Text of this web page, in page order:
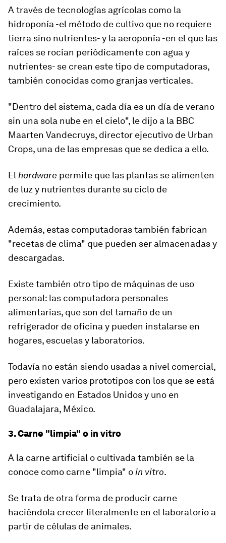
A través de tecnologías agrícolas como la
hidroponía -el método de cultivo que no requiere
tierra sino nutrientes- y la aeroponía -en el que las
raíces se rocían periódicamente con agua y
nutrientes- se crean este tipo de computadoras,
también conocidas como granjas verticales.
"Dentro del sistema, cada día es un día de verano
sin una sola nube en el cielo", le dijo a la BBC
Maarten Vandecruys, director ejecutivo de Urban
Crops, una de las empresas que se dedica a ello.
El hardware permite que las plantas se alimenten
de luz y nutrientes durante su ciclo de
crecimiento.
Además, estas computadoras también fabrican
"recetas de clima" que pueden ser almacenadas y
descargadas.
Existe también otro tipo de máquinas de uso
personal: las computadora personales
alimentarias, que son del tamaño de un
refrigerador de oficina y pueden instalarse en
hogares, escuelas y laboratorios.
Todavía no están siendo usadas a nivel comercial,
pero existen varios prototipos con los que se está
investigando en Estados Unidos y uno en
Guadalajara, México.​
3. Carne "limpia" o in vitro
A la carne artificial o cultivada también se la
conoce como carne "limpia" o in vitro.
Se trata de otra forma de producir carne
haciéndola crecer literalmente en el laboratorio a
partir de células de animales.